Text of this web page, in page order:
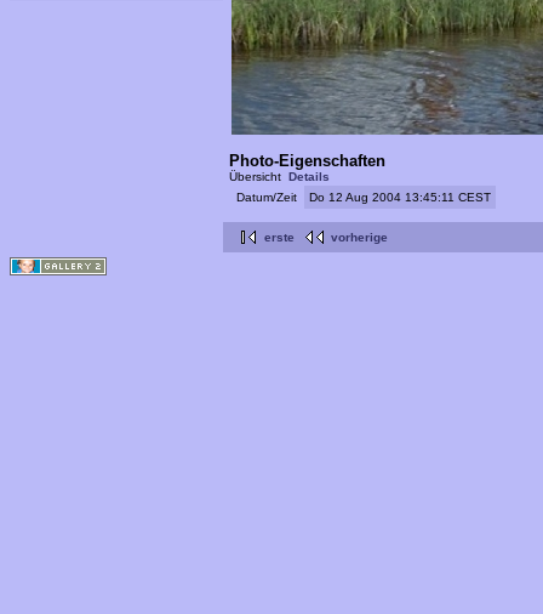
Photo-Eigenschaften
Übersicht Details
Datum/Zeit
Do 12 Aug 2004 13:45:11 CEST
erste vorherige